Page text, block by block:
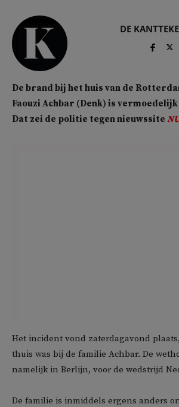
DE
De brand bij het huis van de
Faouzi Achbar (Denk) is
Dat zei de politie tegen nieuwssite
Het incident vond zaterdagavond
thuis was bij de familie Achbar. De
namelijk in Berlijn, voor de wedstrijd
De familie is inmiddels ergens anders